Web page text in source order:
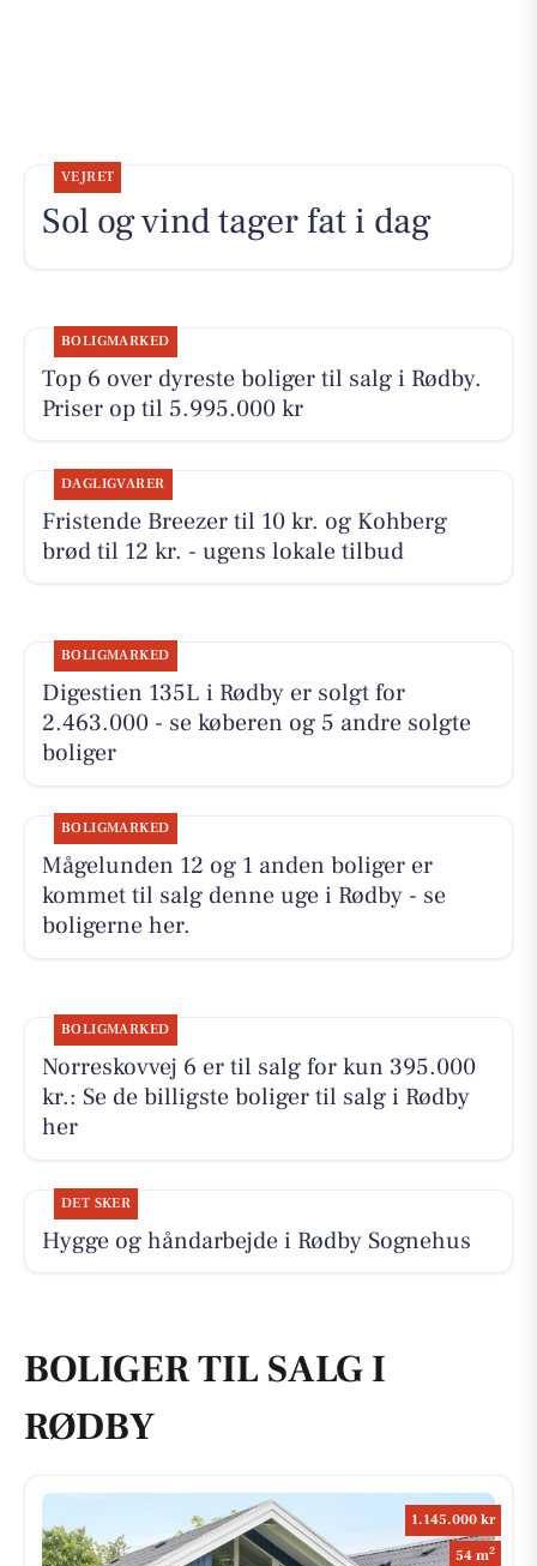
VEJRET
Sol og vind tager fat i dag
BOLIGMARKED
Top 6 over dyreste boliger til salg i Rødby.
Priser op til 5.995.000 kr
DAGLIGVARER
Fristende Breezer til 10 kr. og Kohberg
brød til 12 kr. - ugens lokale tilbud
BOLIGMARKED
Digestien 135L i Rødby er solgt for
2.463.000 - se køberen og 5 andre solgte
boliger
BOLIGMARKED
Mågelunden 12 og 1 anden boliger er
kommet til salg denne uge i Rødby - se
boligerne her.
BOLIGMARKED
Norreskovvej 6 er til salg for kun 395.000
kr.: Se de billigste boliger til salg i Rødby
her
DET SKER
Hygge og håndarbejde i Rødby Sognehus
BOLIGER TIL SALG I
RØDBY
1.145.000 kr
54 m2